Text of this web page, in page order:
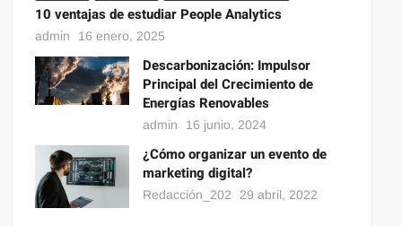
10 ventajas de estudiar People Analytics
admin 16 enero, 2025
Descarbonización: Impulsor
Principal del Crecimiento de
Energías Renovables
admin 16 junio, 2024
¿Cómo organizar un evento de
marketing digital?
Redacción_202 29 abril, 2022